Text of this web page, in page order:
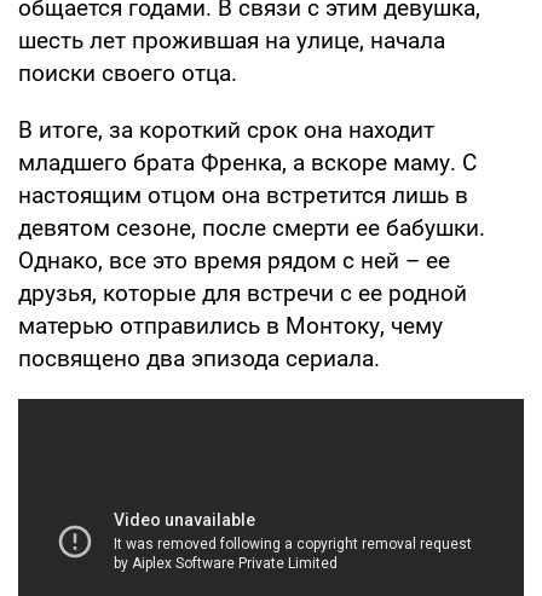
общается годами. В связи с этим девушка,
шесть лет прожившая на улице, начала
поиски своего отца.
В итоге, за короткий срок она находит
младшего брата Френка, а вскоре маму. С
настоящим отцом она встретится лишь в
девятом сезоне, после смерти ее бабушки.
Однако, все это время рядом с ней – ее
друзья, которые для встречи с ее родной
матерью отправились в Монтоку, чему
посвящено два эпизода сериала.